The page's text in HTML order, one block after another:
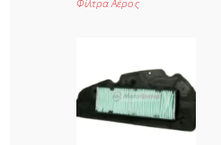
Φίλτρα Αέρος